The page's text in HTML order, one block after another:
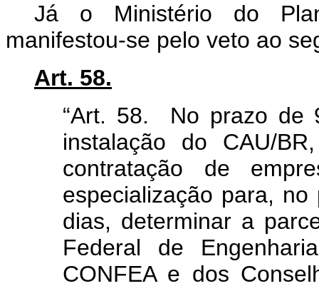
Já o Ministério do
manifestou-se pelo veto ao
Art. 58.
“Art. 58. No prazo de
instalação do CAU/
contratação de
especialização para,
dias, determinar a
Federal de
CONFEA e dos